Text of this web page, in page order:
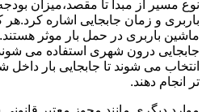
نوع مسیر از مبدا تا مقصد،میزان
باربری و زمان جابجایی اشاره کرد.هر
ماشین باربری در حمل بار موثر
جابجایی درون شهری استفاده می
انتخاب می شوند تا جابجایی بار
تر انجام دهند.